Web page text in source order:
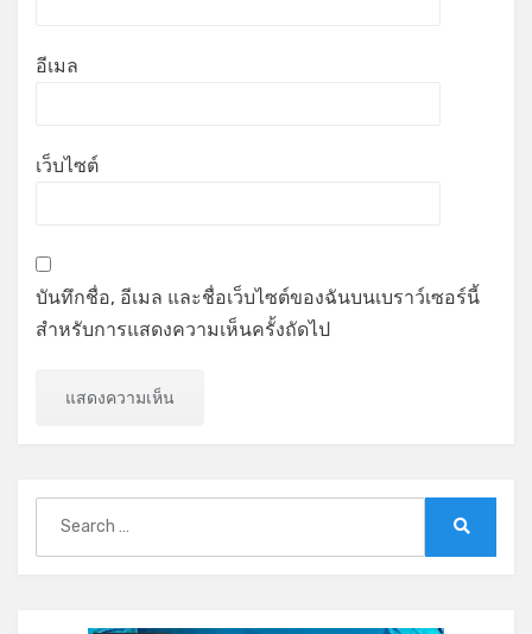
อีเมล
เว็บไซต์
บันทึกชื่อ, อีเมล และชื่อเว็บไซต์ของฉันบนเบราว์เซอร์นี้
สำหรับการแสดงความเห็นครั้งถัดไป
for: